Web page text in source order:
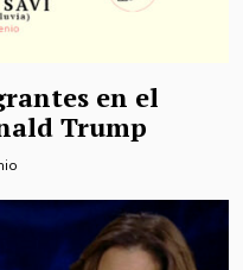
en el
Trump